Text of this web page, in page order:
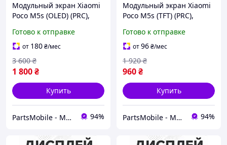
Модульный экран Xiaomi
Poco M5s (OLED) (PRC),
М5с
Готово к отправке
от 180₴/мес
1 800₴
3 600 ₴
Купить
PartsMobile - Магазин запчастин (телефони, планшети, ноутбуки) 94%
Модульный экран Xiaomi
Poco M5s (TFT) (PRC),
М5с
Готово к отправке
от96₴/мес
960₴
1 920 ₴
Купить
PartsMobile - Магазин запчастин (телефони, планшети, ноутбуки) 94%